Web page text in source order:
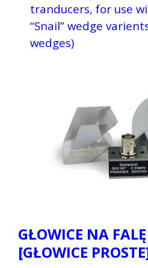
tranducers, for use
“Snail” wedge
wedges)
GŁOWICE NA
[GŁOWICE